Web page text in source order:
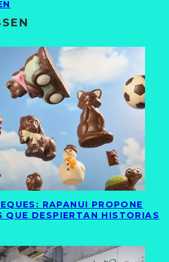
RAPANUI PROPONE
QUE DESPIERTAN HISTORIAS